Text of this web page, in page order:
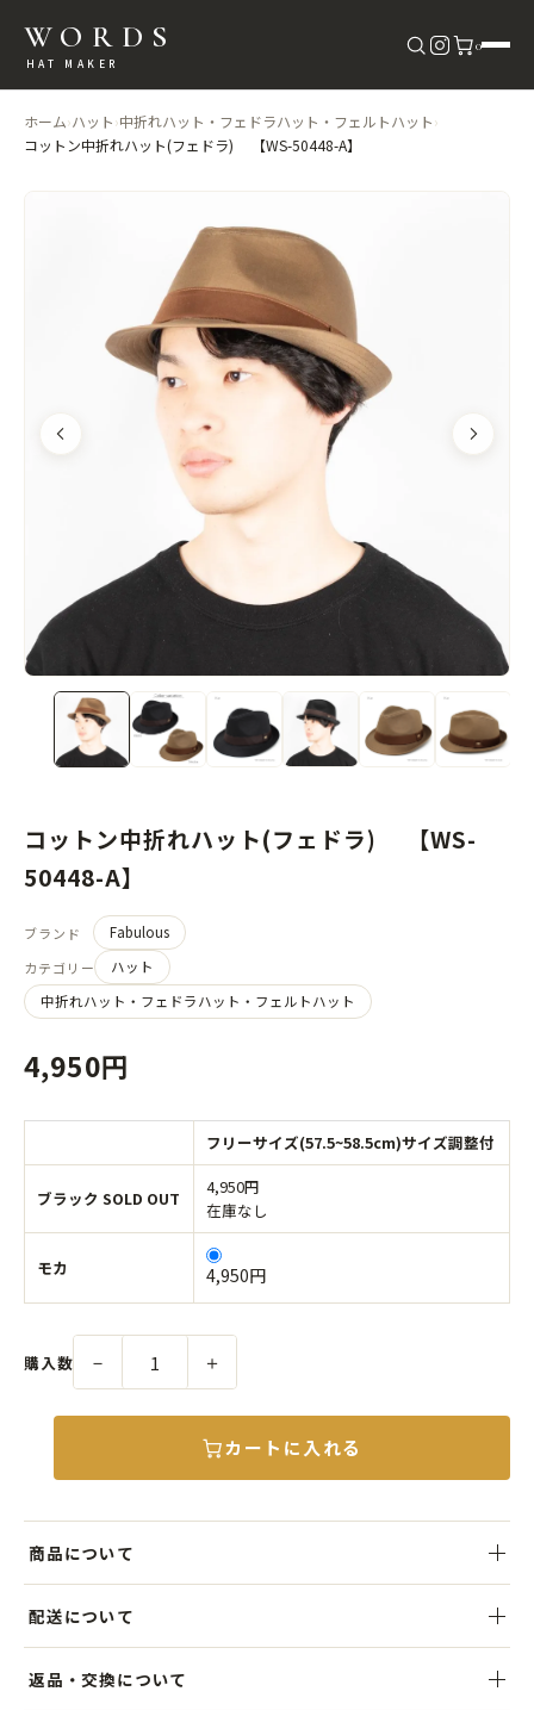
WORDS
HAT MAKER
0
ホーム›ハット›中折れハット・フェドラハット・フェルトハット›
コットン中折れハット(フェドラ) 【WS-50448-A】
コットン中折れハット(フェドラ) 【WS-
50448-A】
ブランド
Fabulous
カテゴリー
ハット
中折れハット・フェドラハット・フェルトハット
4,950円
フリーサイズ(57.5~58.5cm)サイズ調整付
ブラック SOLD OUT
4,950円
在庫なし
モカ 4,950円
購入数 － ＋
カートに入れる
商品について
光沢のある上質なコットン生地が、シンプルながらも上品な存在感を
配送について
目安に発送いたします。クリックポスト（追跡可能・ポスト投函）対
返品・交換について